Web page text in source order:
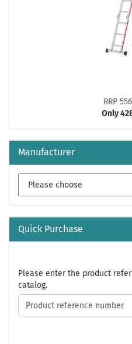
RRP
Only
Manufacturer
Quick Purchase
PLEASE
ENTER
THE
PRODUCT
REFERENCE
Please enter the product
catalog.